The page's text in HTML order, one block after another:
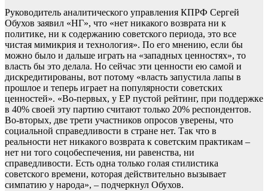
Руководитель аналитического управления КПРФ Сергей
Обухов заявил «НГ», что «нет никакого возврата ни к
политике, ни к содержанию советского периода, это все
чистая мимикрия и технология». По его мнению, если бы
можно было и дальше играть на «западных ценностях», то
власть бы это делала. Но сейчас эти ценности ею самой и
дискредитированы, вот потому «власть запустила лапы в
прошлое и теперь играет на популярности советских
ценностей». «Во-первых, у ЕР пустой рейтинг, при поддержке
в 40% своей эту партию считают только 20% респондентов.
Во-вторых, две трети участников опросов уверены, что
социальной справедливости в стране нет. Так что в
реальности нет никакого возврата к советским практикам –
нет ни того соцобеспечения, ни равенства, ни
справедливости. Есть одна только голая стилистика
советского времени, которая действительно вызывает
симпатию у народа», – подчеркнул Обухов.